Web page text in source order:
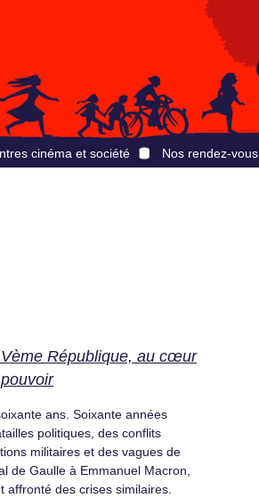
cinéma et société Nos rendez-vous
République, au cœur
ans. Soixante années
politiques, des conflits
militaires et des vagues de
de Gaulle à Emmanuel Macron,
affronté des crises similaires.